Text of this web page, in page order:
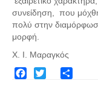
συνείδηση, που
πολύ στην
μορφή.
Χ. Ι. Μαραγκός